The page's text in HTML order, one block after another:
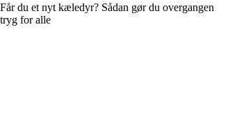
Får du et nyt kæledyr? Sådan gør du overgangen
tryg for alle